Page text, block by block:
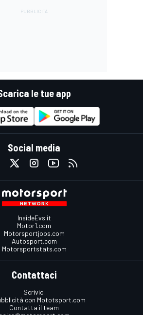
le tue app
Social media
InsideEvs.it
Motor1.com
Motorsportjobs.com
Autosport.com
Motorsportstats.com
Contattaci
Scrivici
con Mototsport.com
Contatta il team